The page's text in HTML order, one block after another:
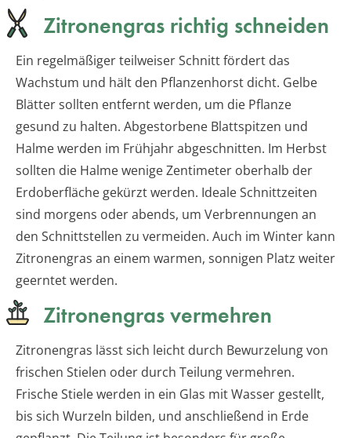
Zitronengras richtig schneiden
Ein regelmäßiger teilweiser Schnitt fördert das
Wachstum und hält den Pflanzenhorst dicht. Gelbe
Blätter sollten entfernt werden, um die Pflanze
gesund zu halten. Abgestorbene Blattspitzen und
Halme werden im Frühjahr abgeschnitten. Im Herbst
sollten die Halme wenige Zentimeter oberhalb der
Erdoberfläche gekürzt werden. Ideale Schnittzeiten
sind morgens oder abends, um Verbrennungen an
den Schnittstellen zu vermeiden. Auch im Winter kann
Zitronengras an einem warmen, sonnigen Platz weiter
geerntet werden.
Zitronengras vermehren
Zitronengras lässt sich leicht durch Bewurzelung von
frischen Stielen oder durch Teilung vermehren.
Frische Stiele werden in ein Glas mit Wasser gestellt,
bis sich Wurzeln bilden, und anschließend in Erde